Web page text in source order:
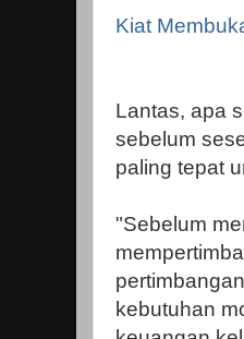
Kiat
Lantas, apa
sebelum
paling tepat
"Sebelum
kebutuhan